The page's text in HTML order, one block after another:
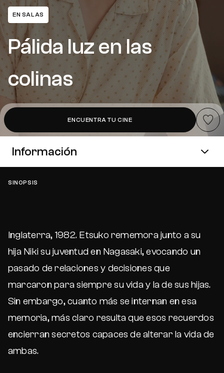
EN SALAS
Pálida luz en las
colinas
ENCUENTRA TU CINE
Añadir
Información
SINOPSIS
Inglaterra, 1982. Etsuko rememora junto a su
hija Niki su juventud en Nagasaki, evocando un
pasado de relaciones y decisiones que
marcaron para siempre su vida y la de sus hijas.
Sin embargo, cuanto más se internan en esa
memoria, más claro resulta que esos recuerdos
encierran secretos capaces de alterar la vida de
ambas.